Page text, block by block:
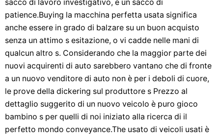
sacco di lavoro investigativo, e un sacco di
patience.Buying la macchina perfetta usata significa
anche essere in grado di balzare su un buon acquisto
senza un attimo s esitazione, o vi cadde nelle mani di
qualcun altro s. Considerando che la maggior parte dei
nuovi acquirenti di auto sarebbero vantano che di fronte
a un nuovo venditore di auto non è per i deboli di cuore,
le prove della dickering sul produttore s Prezzo al
dettaglio suggerito di un nuovo veicolo è puro gioco
bambino s per quelli di noi iniziato alla ricerca di il
perfetto mondo conveyance.The usato di veicoli usati è